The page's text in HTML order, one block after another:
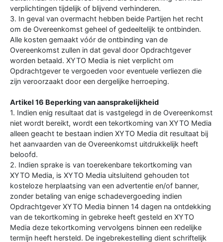
verplichtingen tijdelijk of blijvend verhinderen.
3. In geval van overmacht hebben beide Partijen het recht
om de Overeenkomst geheel of gedeeltelijk te ontbinden.
Alle kosten gemaakt vóór de ontbinding van de
Overeenkomst zullen in dat geval door Opdrachtgever
worden betaald. XYTO Media is niet verplicht om
Opdrachtgever te vergoeden voor eventuele verliezen die
zijn veroorzaakt door een dergelijke herroeping.
Artikel 16 Beperking van aansprakelijkheid
1. Indien enig resultaat dat is vastgelegd in de Overeenkomst
niet wordt bereikt, wordt een tekortkoming van XYTO Media
alleen geacht te bestaan indien XYTO Media dit resultaat bij
het aanvaarden van de Overeenkomst uitdrukkelijk heeft
beloofd.
2. Indien sprake is van toerekenbare tekortkoming van
XYTO Media, is XYTO Media uitsluitend gehouden tot
kosteloze herplaatsing van een advertentie en/of banner,
zonder betaling van enige schadevergoeding indien
Opdrachtgever XYTO Media binnen 14 dagen na ontdekking
van de tekortkoming in gebreke heeft gesteld en XYTO
Media deze tekortkoming vervolgens binnen een redelijke
termijn heeft hersteld. De ingebrekestelling dient schriftelijk